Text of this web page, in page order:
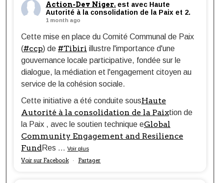
Action-Dev Niger. est avec Haute
Autorité à la consolidation de la Paix et 2.
1 month ago
Cette mise en place du Comité Communal de Paix
(#ccp) de #Tibiri illustre l'importance d'une
gouvernance locale participative, fondée sur le
dialogue, la médiation et l'engagement citoyen au
service de la cohésion sociale.
Cette initiative a été conduite sousHaute
Autorité à la consolidation de la Paixtion de
la Paix , avec le soutien technique eGlobal
Community Engagement and Resilience
FundRes ... Voir plus
Voir sur Facebook · Partager